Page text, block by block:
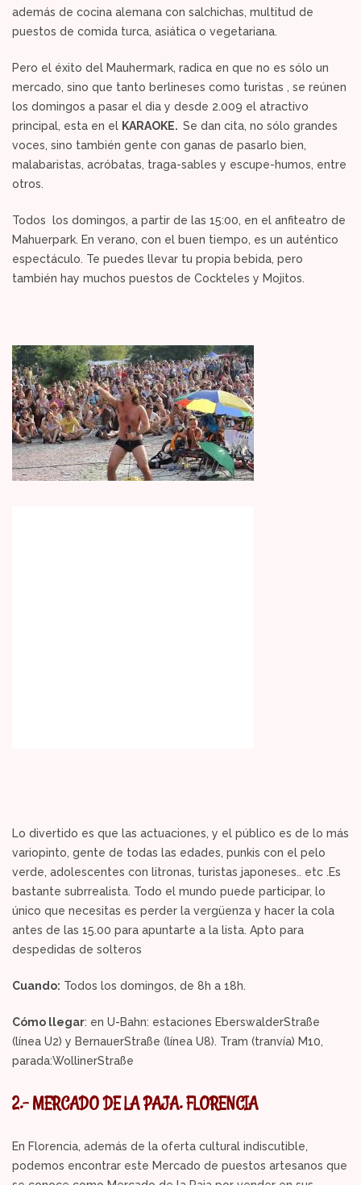
además de cocina alemana con salchichas, multitud de
puestos de comida turca, asiática o vegetariana.
Pero el éxito del Mauhermark, radica en que no es sólo un
mercado, sino que tanto berlineses como turistas , se reúnen
los domingos a pasar el dia y desde 2.009 el atractivo
principal, esta en el KARAOKE. Se dan cita, no sólo grandes
voces, sino también gente con ganas de pasarlo bien,
malabaristas, acróbatas, traga-sables y escupe-humos, entre
otros.
Todos los domingos, a partir de las 15:00, en el anfiteatro de
Mahuerpark. En verano, con el buen tiempo, es un auténtico
espectáculo. Te puedes llevar tu propia bebida, pero
también hay muchos puestos de Cockteles y Mojitos.
Lo divertido es que las actuaciones, y el público es de lo más
variopinto, gente de todas las edades, punkis con el pelo
verde, adolescentes con litronas, turistas japoneses.. etc .Es
bastante subrrealista. Todo el mundo puede participar, lo
único que necesitas es perder la vergüenza y hacer la cola
antes de las 15.00 para apuntarte a la lista. Apto para
despedidas de solteros
Cuando: Todos los domingos, de 8h a 18h.
Cómo llegar: en U-Bahn: estaciones EberswalderStraße
(línea U2) y BernauerStraße (línea U8). Tram (tranvía) M10,
parada:WollinerStraße
2.- MERCADO DE LA PAJA. FLORENCIA
En Florencia, además de la oferta cultural indiscutible,
podemos encontrar este Mercado de puestos artesanos que